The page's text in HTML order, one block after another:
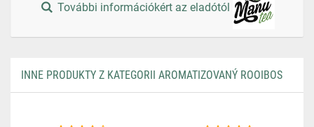
További információkért az eladótól
INNE PRODUKTY Z KATEGORII AROMATIZOVANÝ ROOIBOS